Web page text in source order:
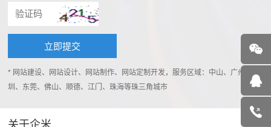
* 网站建设、网站设计、网站制作、网站定制开发，服务区域：中山、广州、深
圳、东莞、佛山、顺德、江门、珠海等珠三角城市